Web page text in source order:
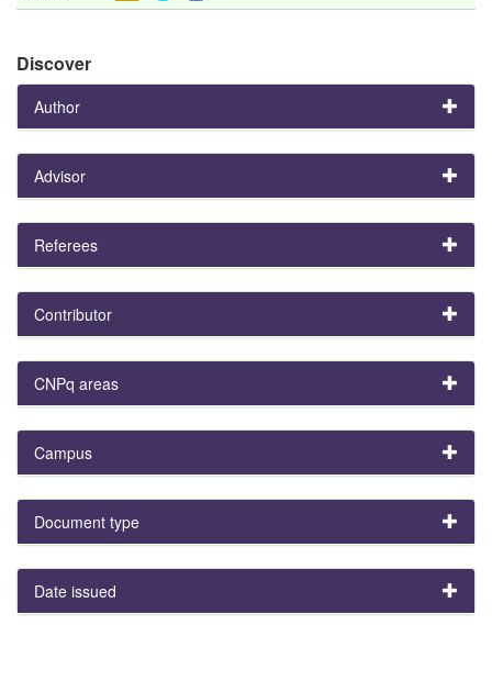
Discover
Author
Advisor
Referees
Contributor
CNPq areas
Campus
Document type
Date issued